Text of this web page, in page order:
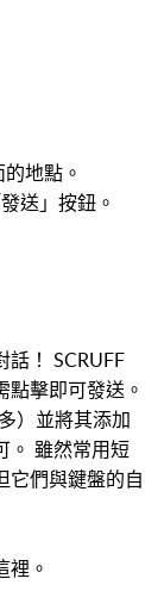
地點。
送」按鈕。
！ SCRUFF
擊即可發送。
）並將其添加
。 雖然常用短
它們與鍵盤的自
裡。